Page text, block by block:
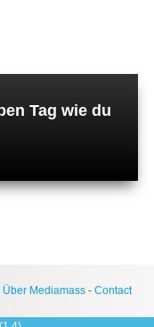
Tag wie du
Über Mediamass - Contact